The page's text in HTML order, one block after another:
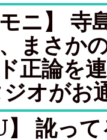
モニ】 寺
まさか
正論を
オがお
】 訛って